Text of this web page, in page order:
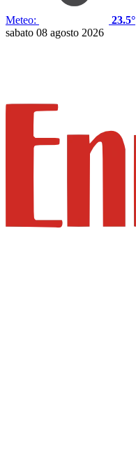
Meteo:
23.5°
sabato 08 agosto 2026